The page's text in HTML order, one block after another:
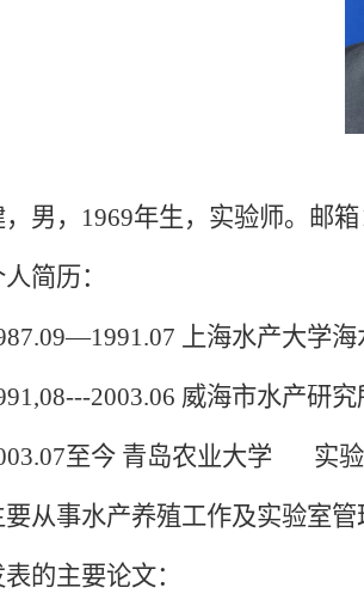
男，1969年生，实验师。邮箱
历：
上海水产大学海
2003.06 威海市水产研
至今 青岛农业大学 实验
事水产养殖工作及实验室管
主要论文：